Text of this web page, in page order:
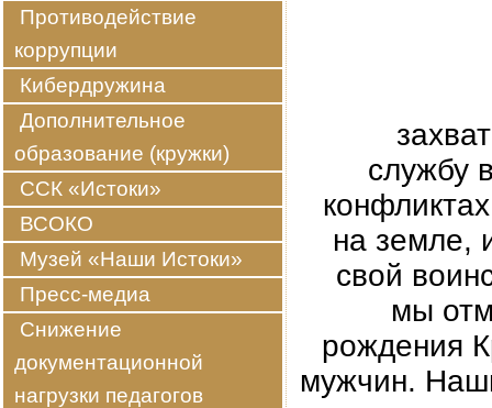
Противодействие
коррупции
Кибердружина
Дополнительное
образование (кружки)
ССК «Истоки»
ВСОКО
Музей «Наши Истоки»
Пресс-медиа
Снижение
документационной
нагрузки педагогов
службу
на земле,
свой
мы
рождения
мужчин.